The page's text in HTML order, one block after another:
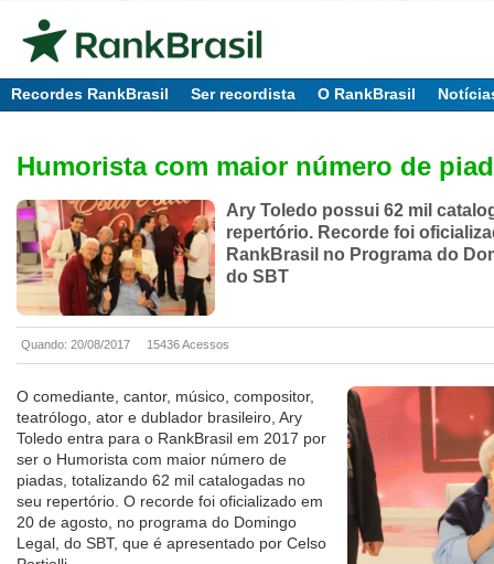
Recordes RankBrasil Ser recordista O RankBrasil
Humorista com maior número de
Ary Toledo possui 62 mil
repertório. Recorde foi
RankBrasil no Programa do
do SBT
Quando: 20/08/2017 15436 Acessos
O comediante, cantor, músico, compositor,
teatrólogo, ator e dublador brasileiro, Ary
Toledo entra para o RankBrasil em 2017 por
ser o Humorista com maior número de
piadas, totalizando 62 mil catalogadas no
seu repertório. O recorde foi oficializado em
20 de agosto, no programa do Domingo
Legal, do SBT, que é apresentado por Celso